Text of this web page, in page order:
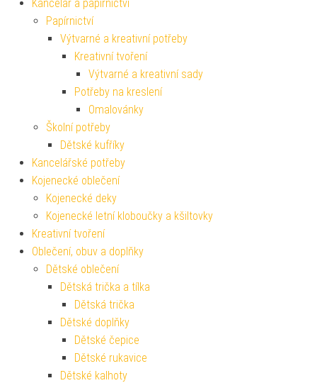
Kancelář a papírnictví
Papírnictví
Výtvarné a kreativní potřeby
Kreativní tvoření
Výtvarné a kreativní sady
Potřeby na kreslení
Omalovánky
Školní potřeby
Dětské kufříky
Kancelářské potřeby
Kojenecké oblečení
Kojenecké deky
Kojenecké letní kloboučky a kšiltovky
Kreativní tvoření
Oblečení, obuv a doplňky
Dětské oblečení
Dětská trička a tílka
Dětská trička
Dětské doplňky
Dětské čepice
Dětské rukavice
Dětské kalhoty